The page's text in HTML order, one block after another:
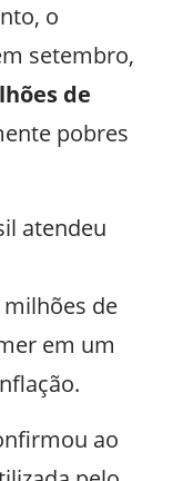
o
setembro,
de
pobres
atendeu
de
em um
ao